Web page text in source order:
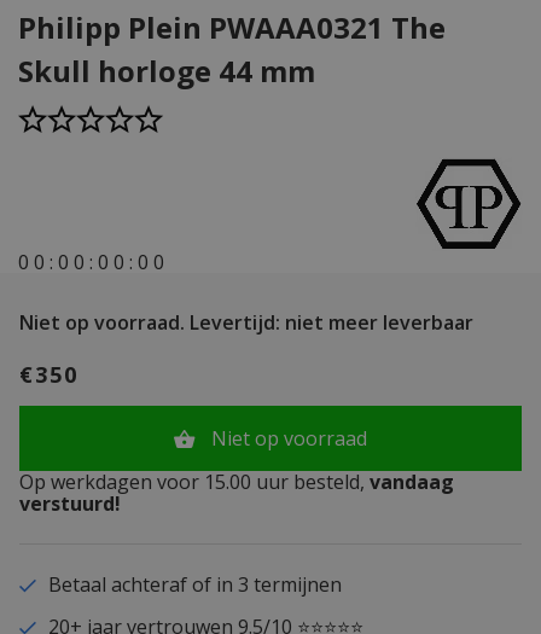
Philipp Plein PWAAA0321 The
Skull horloge 44 mm
0 0 : 0 0 : 0 0 : 0 0
Niet op voorraad. Levertijd: niet meer leverbaar
€350
Niet op voorraad
Op werkdagen voor 15.00 uur besteld, vandaag
verstuurd!
Betaal achteraf of in 3 termijnen
20+ jaar vertrouwen 9.5/10 ⭐⭐⭐⭐⭐